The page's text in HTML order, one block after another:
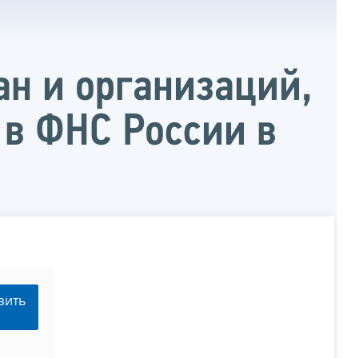
и организаций,
ФНС России в